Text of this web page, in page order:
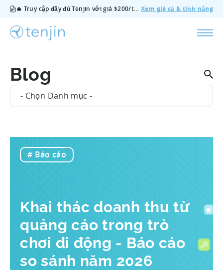
🔥 Truy cập đầy đủ Tenjin với giá $200/tháng — bao gồm tất cả tính năng, không cần gói bổ sung, hủy bất cứ lúc nào. Xem giá cả & tính năng
Blog
- Chọn Danh mục -
# Báo cáo
Khai thác doanh thu từ
quảng cáo trong trò
chơi di động - Báo cáo
so sánh năm 2026